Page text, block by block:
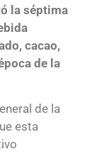
la séptima
cacao,
de la
de la
esta